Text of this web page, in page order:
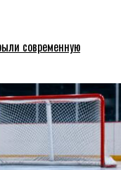
современную